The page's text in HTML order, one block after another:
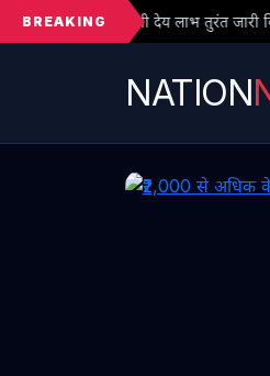
BREAKING
तुरंत जारी किए जाएं ● फर्जी
NATION